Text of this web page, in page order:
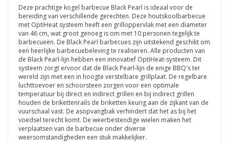
Deze prachtige kogel barbecue Black Pearl is ideaal voor de
bereiding van verschillende gerechten. Deze houtskoolbarbecue
met OptiHeat systeem heeft een grilloppervlak met een diameter
van 46 cm, wat groot genoeg is om met 10 personen tegelijk te
barbecueën. De Black Pearl barbecues zijn uitstekend geschikt om
een heerlijke barbecuebeleving te realiseren. Alle producten van
de Black Pearl-lijn hebben een innovatief OptiHeat-systeem. Dit
systeem zorgt ervoor dat de Black Pearl-lijn de enige BBQ's ter
wereld zijn met een in hoogte verstelbare grillplaat. De regelbare
luchttoevoer en schoorsteen zorgen voor een optimale
temperatuur bij direct en indirect grillen en bij indirect grillen
houden de brikettenrails de briketten keurig aan de zijkant van de
vuurschaal vast. De asopvangbak verhindert dat het as bij het
voedsel terecht komt. De weerbestendige wielen maken het
verplaatsen van de barbecue onder diverse
weersomstandigheden een stuk makkelijker.